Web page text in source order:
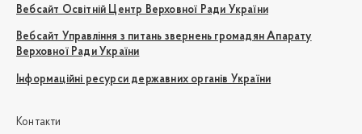
Вебсайт Освітній Центр Верховної Ради України
Вебсайт Управління з питань звернень громадян Апарату
Верховної Ради України
Інформаційні ресурси державних органів України
Контакти